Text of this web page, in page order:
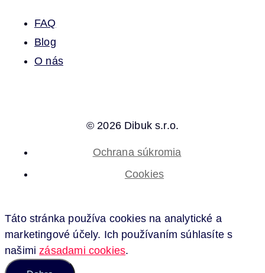
FAQ
Blog
O nás
© 2026 Dibuk s.r.o.
Ochrana súkromia
Cookies
Táto stránka používa cookies na analytické a
marketingové účely. Ich používaním súhlasíte s
našimizásadami cookies.